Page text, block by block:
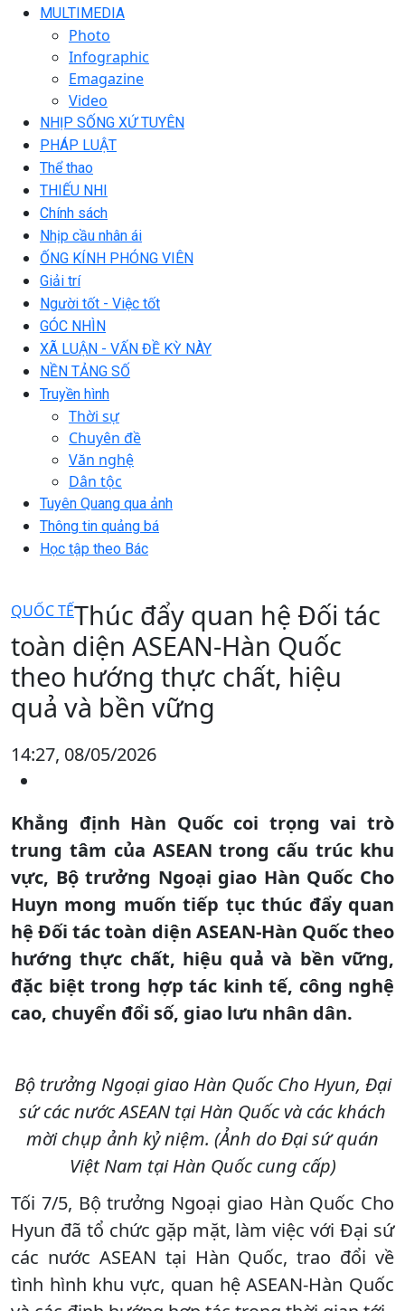
MULTIMEDIA
Photo
Infographic
Emagazine
Video
NHỊP SỐNG XỨ TUYÊN
PHÁP LUẬT
Thể thao
THIẾU NHI
Chính sách
Nhịp cầu nhân ái
ỐNG KÍNH PHÓNG VIÊN
Giải trí
Người tốt - Việc tốt
GÓC NHÌN
XÃ LUẬN - VẤN ĐỀ KỲ NÀY
NỀN TẢNG SỐ
Truyền hình
Thời sự
Chuyên đề
Văn nghệ
Dân tộc
Tuyên Quang qua ảnh
Thông tin quảng bá
Học tập theo Bác
QUỐC TẾThúc đẩy quan hệ Đối tác
toàn diện ASEAN-Hàn Quốc
theo hướng thực chất, hiệu
quả và bền vững
14:27, 08/05/2026
Khẳng định Hàn Quốc coi trọng vai trò
trung tâm của ASEAN trong cấu trúc khu
vực, Bộ trưởng Ngoại giao Hàn Quốc Cho
Huyn mong muốn tiếp tục thúc đẩy quan
hệ Đối tác toàn diện ASEAN-Hàn Quốc theo
hướng thực chất, hiệu quả và bền vững,
đặc biệt trong hợp tác kinh tế, công nghệ
cao, chuyển đổi số, giao lưu nhân dân.
Bộ trưởng Ngoại giao Hàn Quốc Cho Hyun, Đại
sứ các nước ASEAN tại Hàn Quốc và các khách
mời chụp ảnh kỷ niệm. (Ảnh do Đại sứ quán
Việt Nam tại Hàn Quốc cung cấp)
Tối 7/5, Bộ trưởng Ngoại giao Hàn Quốc Cho
Hyun đã tổ chức gặp mặt, làm việc với Đại sứ
các nước ASEAN tại Hàn Quốc, trao đổi về
tình hình khu vực, quan hệ ASEAN-Hàn Quốc